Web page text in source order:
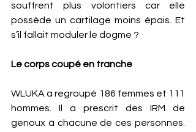
souffrent plus volontiers car elle
possède un cartilage moins épais. Et
s’il fallait moduler le dogme ?
Le corps coupé en tranche
WLUKA a regroupé 186 femmes et 111
hommes. Il a prescrit des IRM de
genoux à chacune de ces personnes.